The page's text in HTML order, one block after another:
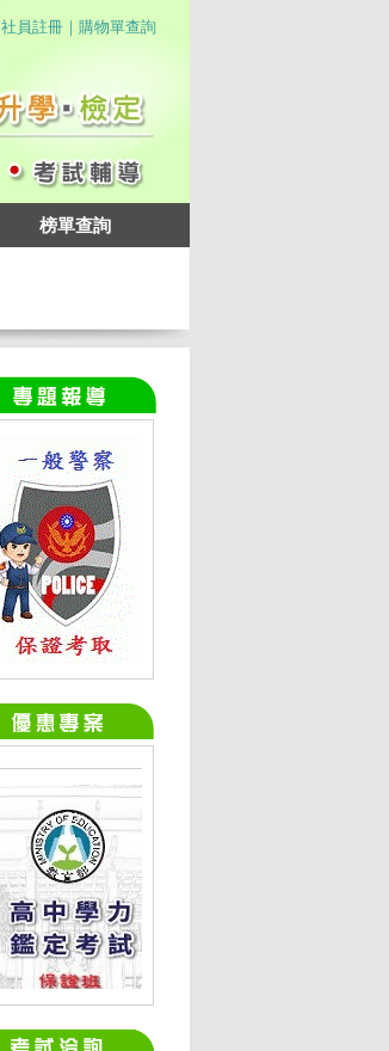
社員註冊 ｜ 購物單查詢
榜單查詢